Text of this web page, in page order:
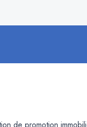
de promotion